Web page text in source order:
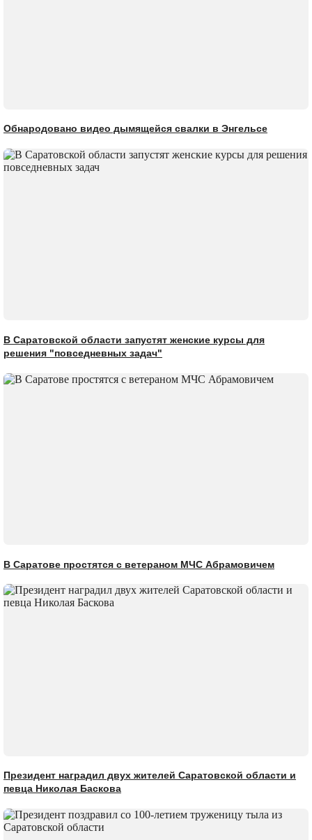
Обнародовано видео дымящейся свалки в Энгельсе
В Саратовской области запустят женские курсы для
решения "повседневных задач"
В Саратове простятся с ветераном МЧС Абрамовичем
Президент наградил двух жителей Саратовской области и
певца Николая Баскова